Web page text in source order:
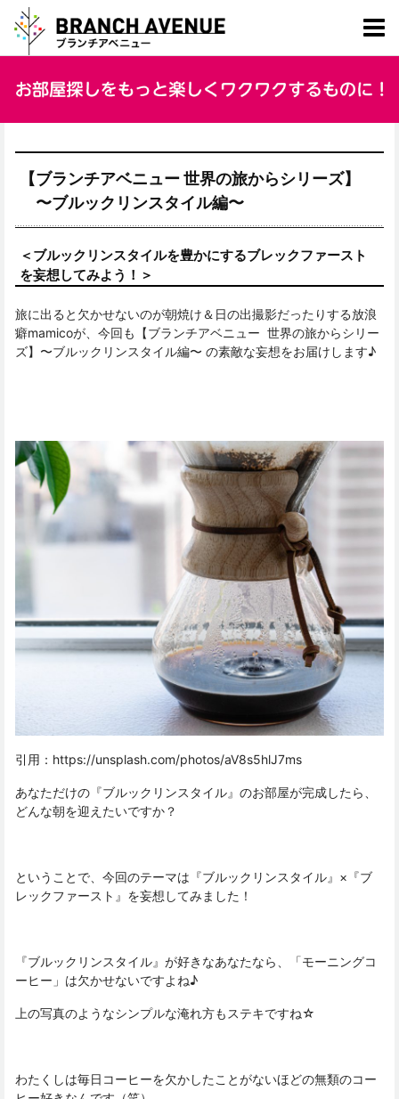
【ブランチアベニュー 世界の旅からシリーズ】
〜ブルックリンスタイル編〜
＜ブルックリンスタイルを豊かにするブレックファースト
を妄想してみよう！＞
旅に出ると欠かせないのが朝焼け＆日の出撮影だったりする放浪
癖mamicoが、今回も【ブランチアベニュー 世界の旅からシリー
ズ】〜ブルックリンスタイル編〜 の素敵な妄想をお届けします♪
引用： https://unsplash.com/photos/aV8s5hlJ7ms
あなただけの『ブルックリンスタイル』のお部屋が完成したら、
どんな朝を迎えたいですか？
ということで、今回のテーマは『ブルックリンスタイル』×『ブ
レックファースト』を妄想してみました！
『ブルックリンスタイル』が好きなあなたなら、「モーニングコ
ーヒー」は欠かせないですよね♪
上の写真のようなシンプルな淹れ方もステキですね☆
わたくしは毎日コーヒーを欠かしたことがないほどの無類のコー